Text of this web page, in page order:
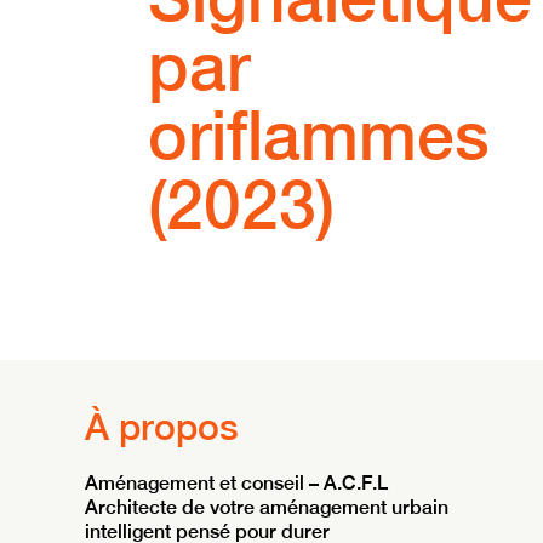
par
oriflammes
(2023)
À propos
Aménagement et conseil – A.C.F.L
Architecte de votre aménagement urbain
intelligent pensé pour durer